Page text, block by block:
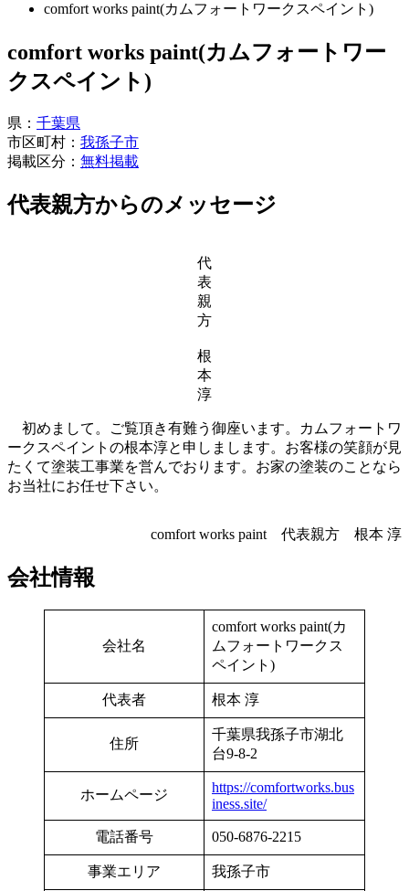
comfort works paint(カムフォートワークスペイント)
comfort works paint(カムフォートワー
クスペイント)
県： 千葉県
市区町村： 我孫子市
掲載区分： 無料掲載
代表親方からのメッセージ
代
表
親
方
根
本
淳
初めまして。ご覧頂き有難う御座います。カムフォートワ
ークスペイントの根本淳と申しまします。お客様の笑顔が見
たくて塗装工事業を営んでおります。お家の塗装のことなら
お当社にお任せ下さい。
comfort works paint 代表親方 根本 淳
会社情報
会社名
comfort works paint(カ
ムフォートワークス
ペイント)
代表者 根本 淳
住所
千葉県我孫子市湖北
台9-8-2
ホームページ
https://comfortworks.bus
iness.site/
電話番号 050-6876-2215
事業エリア 我孫子市